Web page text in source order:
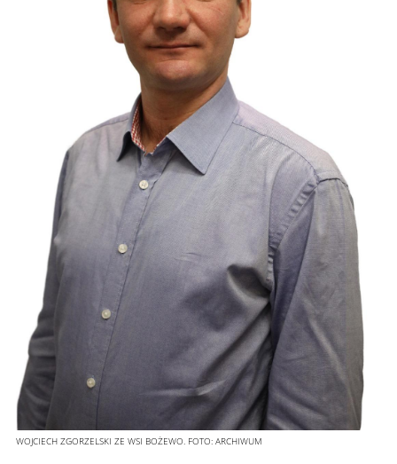
WOJCIECH ZGORZELSKI ZE WSI BOŻEWO. FOTO: ARCHIWUM